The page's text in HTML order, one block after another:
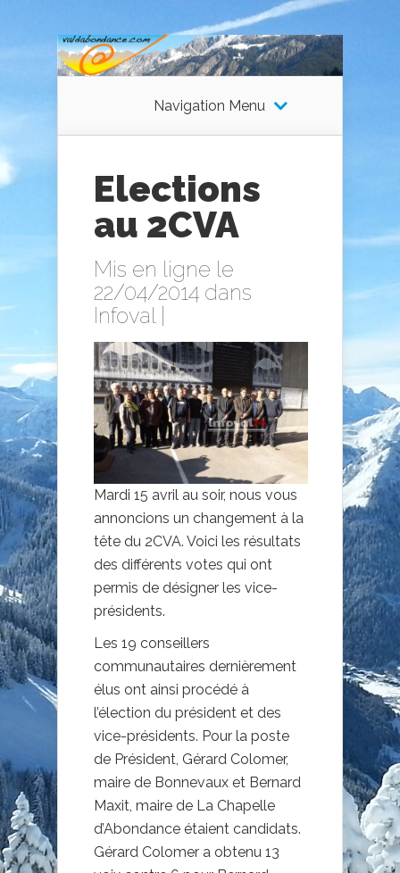
Navigation Menu
Elections
au 2CVA
Mis en ligne le
22/04/2014 dans
Infoval
Mardi 15 avril au soir, nous vous
annoncions un changement à la
tête du 2CVA. Voici les résultats
des différents votes qui ont
permis de désigner les vice-
présidents.
Les 19 conseillers
communautaires dernièrement
élus ont ainsi procédé à
l’élection du président et des
vice-présidents. Pour la poste
de Président, Gérard Colomer,
maire de Bonnevaux et Bernard
Maxit, maire de La Chapelle
d’Abondance étaient candidats.
Gérard Colomer a obtenu 13